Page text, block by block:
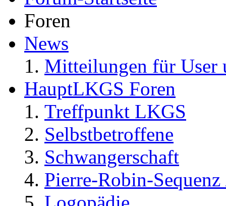
Foren
News
Mitteilungen für User
HauptLKGS Foren
Treffpunkt LKGS
Selbstbetroffene
Schwangerschaft
Pierre-Robin-